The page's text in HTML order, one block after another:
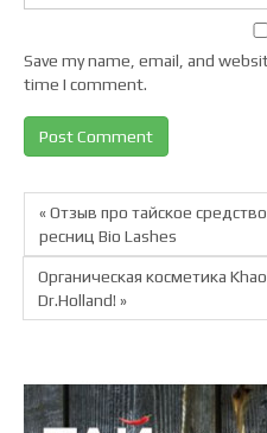
Save my name, email, and
time I comment.
« Отзыв про тайское
ресниц Bio Lashes
Органическая косметика
Dr.Holland! »